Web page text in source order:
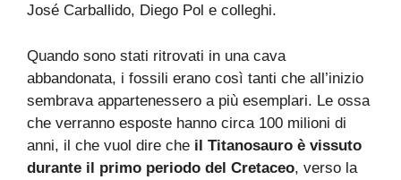
José Carballido, Diego Pol e colleghi.
Quando sono stati ritrovati in una cava
abbandonata, i fossili erano così tanti che all’inizio
sembrava appartenessero a più esemplari. Le ossa
che verranno esposte hanno circa 100 milioni di
anni, il che vuol dire che il Titanosauro è vissuto
durante il primo periodo del Cretaceo, verso la